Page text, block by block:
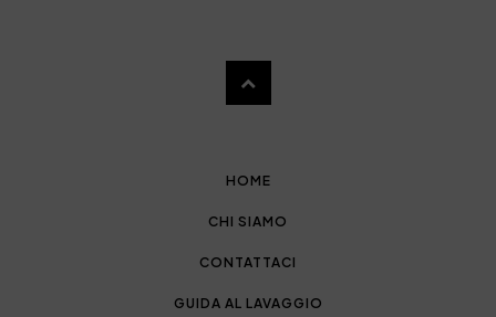
HOME
CHI SIAMO
CONTATTACI
GUIDA AL LAVAGGIO